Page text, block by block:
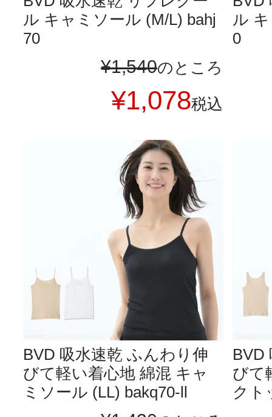
ル キャミソール (M/L) bahj
70
¥1,540のところ
¥1,078税込
ル
0
BVD 吸水速乾 ふんわり伸
びて軽い着心地 綿混 キャ
ミソール (LL) bakq70-ll
BVD
びて
クト